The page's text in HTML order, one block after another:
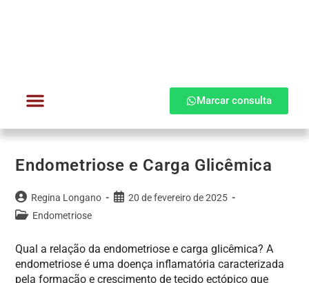
Marcar consulta
Endometriose e Carga Glicêmica
Regina Longano
20 de fevereiro de 2025
Endometriose
Qual a relação da endometriose e carga glicêmica? A
endometriose é uma doença inflamatória caracterizada
pela formação e crescimento de tecido ectópico que